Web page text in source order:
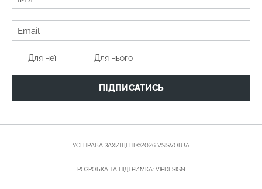
Для неї Для нього
ПІДПИСАТИСЬ
УСІ ПРАВА ЗАХИЩЕНІ ©2026 VSISVOI.UA
РОЗРОБКА ТА ПІДТРИМКА: VIPDESIGN